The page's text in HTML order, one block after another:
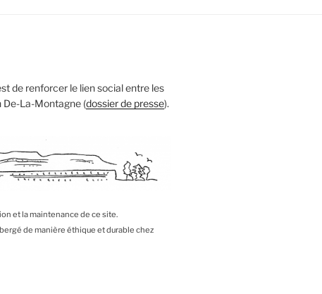
de renforcer le lien social entre les
De-La-Montagne (dossier de presse).
et la maintenance de ce site.
de manière éthique et durable chez